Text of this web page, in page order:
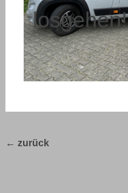
losgehen!
Post
←